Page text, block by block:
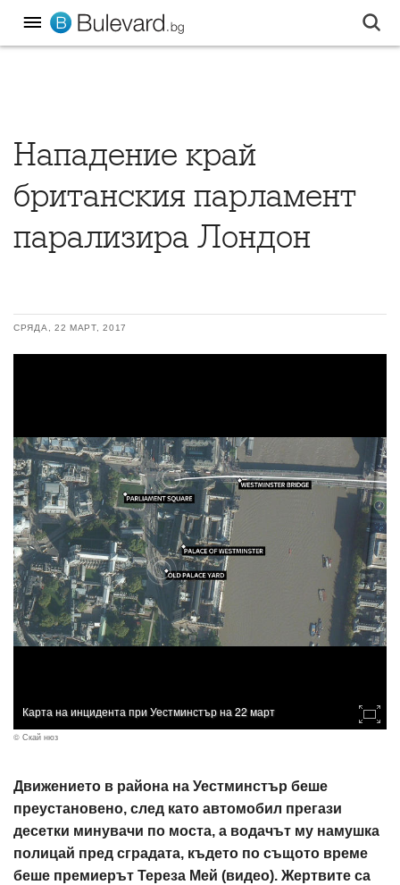
Нападение край
британския парламент
парализира Лондон
СРЯДА, 22 МАРТ, 2017
Карта на инцидента при Уестминстър на 22 март
© Скай нюз
Движението в района на Уестминстър беше
преустановено, след като автомобил прегази
десетки минувачи по моста, а водачът му намушка
полицай пред сградата, където по същото време
беше премиерът Тереза Мей (видео). Жертвите са